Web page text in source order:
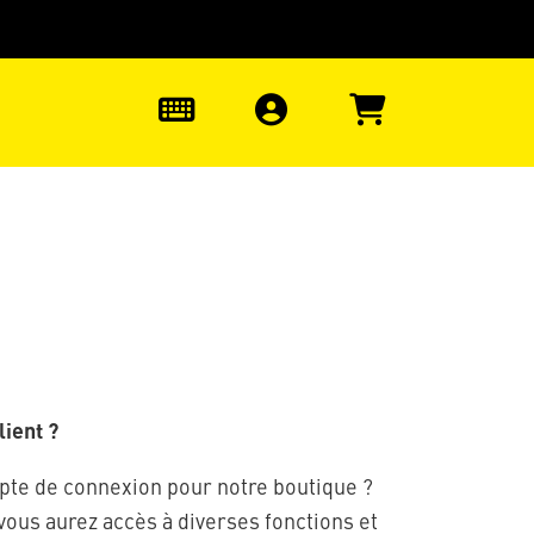
?
de connexion pour notre boutique ?
aurez accès à diverses fonctions et